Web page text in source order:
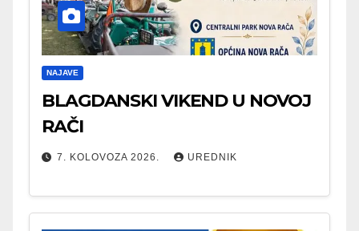
NAJAVE
BLAGDANSKI VIKEND U NOVOJ
RAČI
7. KOLOVOZA 2026. UREDNIK